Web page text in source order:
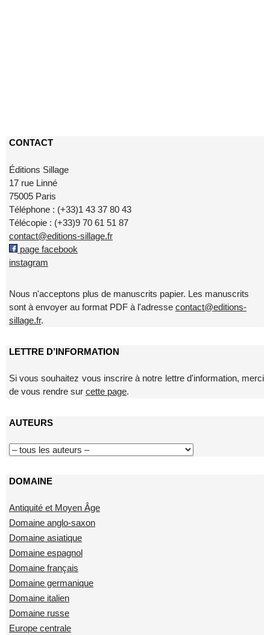
CONTACT
Éditions Sillage
17 rue Linné
75005 Paris
Téléphone : (+33)1 43 37 80 43
Télécopie : (+33)9 70 61 51 87
contact@editions-sillage.fr
page facebook
instagram
Nous n'acceptons plus de manuscrits papier. Les manuscrits
sont à envoyer au format PDF à l'adresse contact@editions-
sillage.fr.
LETTRE D’INFORMATION
Si vous souhaitez vous inscrire à notre lettre d'information, merci
de vous rendre sur cette page.
AUTEURS
DOMAINE
Antiquité et Moyen Âge
Domaine anglo-saxon
Domaine asiatique
Domaine espagnol
Domaine français
Domaine germanique
Domaine italien
Domaine russe
Europe centrale